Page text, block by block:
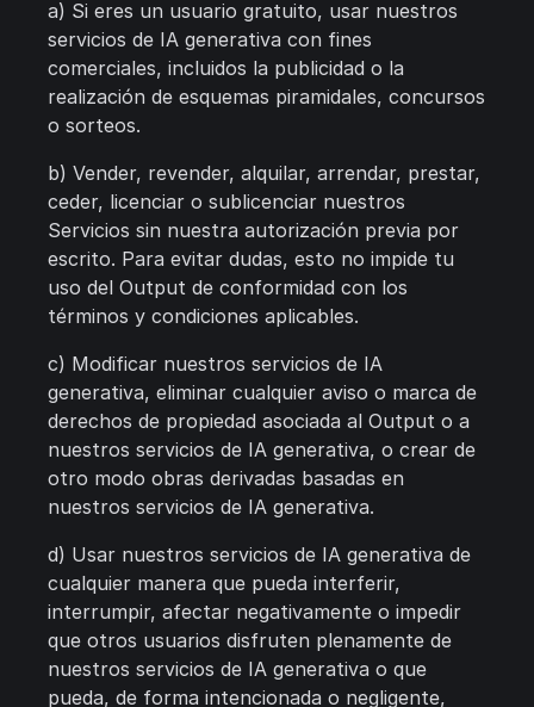
a) Si eres un usuario gratuito, usar nuestros
servicios de IA generativa con fines
comerciales, incluidos la publicidad o la
realización de esquemas piramidales, concursos
o sorteos.
b) Vender, revender, alquilar, arrendar, prestar,
ceder, licenciar o sublicenciar nuestros
Servicios sin nuestra autorización previa por
escrito. Para evitar dudas, esto no impide tu
uso del Output de conformidad con los
términos y condiciones aplicables.
c) Modificar nuestros servicios de IA
generativa, eliminar cualquier aviso o marca de
derechos de propiedad asociada al Output o a
nuestros servicios de IA generativa, o crear de
otro modo obras derivadas basadas en
nuestros servicios de IA generativa.
d) Usar nuestros servicios de IA generativa de
cualquier manera que pueda interferir,
interrumpir, afectar negativamente o impedir
que otros usuarios disfruten plenamente de
nuestros servicios de IA generativa o que
pueda, de forma intencionada o negligente,